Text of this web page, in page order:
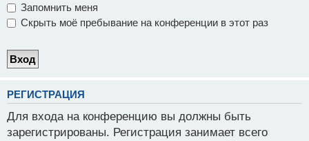
Запомнить меня
Скрыть моё пребывание на конференции в этот раз
РЕГИСТРАЦИЯ
Для входа на конференцию вы должны быть
зарегистрированы. Регистрация занимает всего